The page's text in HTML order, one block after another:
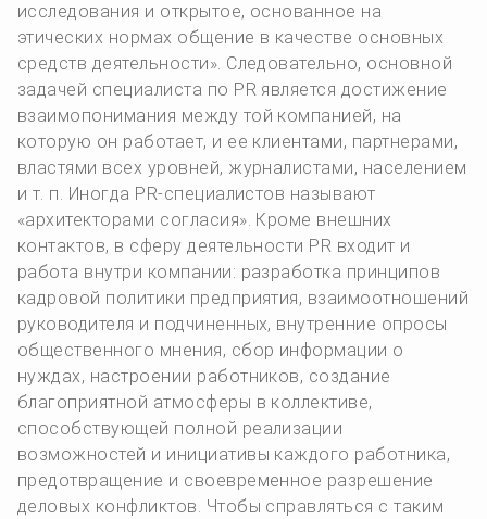
исследования и открытое, основанное на
этических нормах общение в качестве основных
средств деятельности». Следовательно, основной
задачей специалиста по PR является достижение
взаимопонимания между той компанией, на
которую он работает, и ее клиентами, партнерами,
властями всех уровней, журналистами, населением
и т. п. Иногда PR-специалистов называют
«архитекторами согласия». Кроме внешних
контактов, в сферу деятельности PR входит и
работа внутри компании: разработка принципов
кадровой политики предприятия, взаимоотношений
руководителя и подчиненных, внутренние опросы
общественного мнения, сбор информации о
нуждах, настроении работников, создание
благоприятной атмосферы в коллективе,
способствующей полной реализации
возможностей и инициативы каждого работника,
предотвращение и своевременное разрешение
деловых конфликтов. Чтобы справляться с таким